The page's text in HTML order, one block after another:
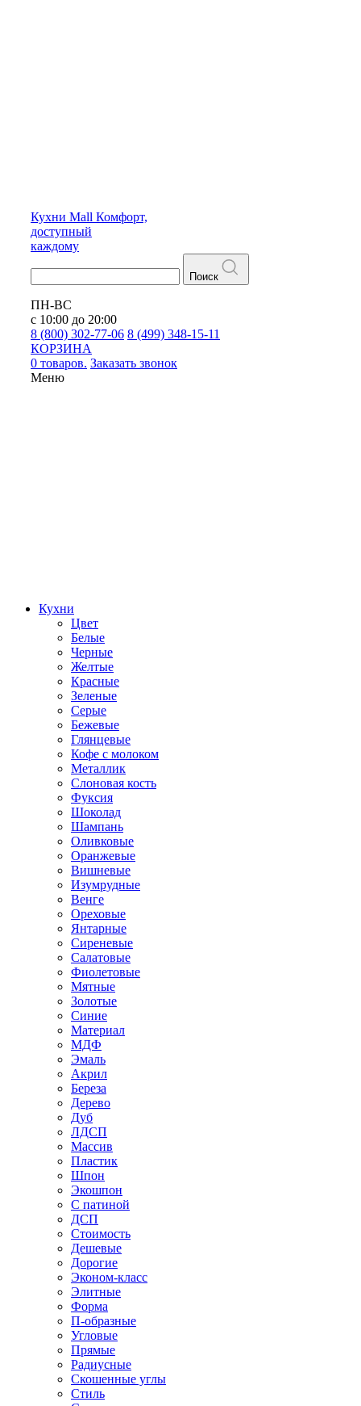
Кухни Mall Комфорт,
доступный
каждому
Поиск
ПН-ВС
с 10:00 до 20:00
8 (800) 302-77-06 8 (499) 348-15-11
КОРЗИНА
0 товаров. Заказать звонок
Меню
Кухни
Цвет
Белые
Черные
Желтые
Красные
Зеленые
Серые
Бежевые
Глянцевые
Кофе с молоком
Металлик
Слоновая кость
Фуксия
Шоколад
Шампань
Оливковые
Оранжевые
Вишневые
Изумрудные
Венге
Ореховые
Янтарные
Сиреневые
Салатовые
Фиолетовые
Мятные
Золотые
Синие
Материал
МДФ
Эмаль
Акрил
Береза
Дерево
Дуб
ЛДСП
Массив
Пластик
Шпон
Экошпон
С патиной
ДСП
Стоимость
Дешевые
Дорогие
Эконом-класс
Элитные
Форма
П-образные
Угловые
Прямые
Радиусные
Скошенные углы
Стиль